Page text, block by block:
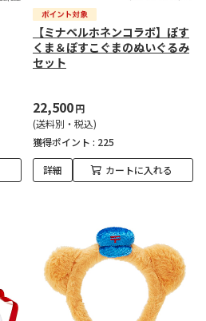
【ミナペルホネンコラボ】ぽす
くま＆ぽすこぐまのぬいぐるみ
セット
22,500円
(送料別・税込)
獲得ポイント : 225
詳細 カートに入れる